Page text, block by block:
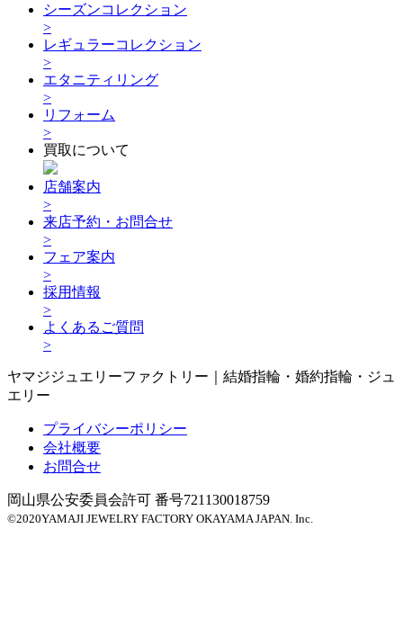
シーズンコレクション
>
レギュラーコレクション
>
エタニティリング
>
リフォーム
>
買取について
店舗案内
>
来店予約・お問合せ
>
フェア案内
>
採用情報
>
よくあるご質問
>
ヤマジジュエリーファクトリー｜結婚指輪・婚約指輪・ジュ
エリー
プライバシーポリシー
会社概要
お問合せ
岡山県公安委員会許可 番号721130018759
©2020YAMAJI JEWELRY FACTORY OKAYAMA JAPAN. Inc.